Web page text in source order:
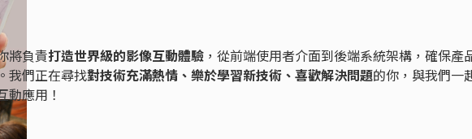
將負責打造世界級的影像互動體驗 ，從前端使用者介面到後端系統架構，確保產
我們正在尋找對技術充滿熱情、樂於學習新技術、喜歡解決問題的你，與我們一
動應用！